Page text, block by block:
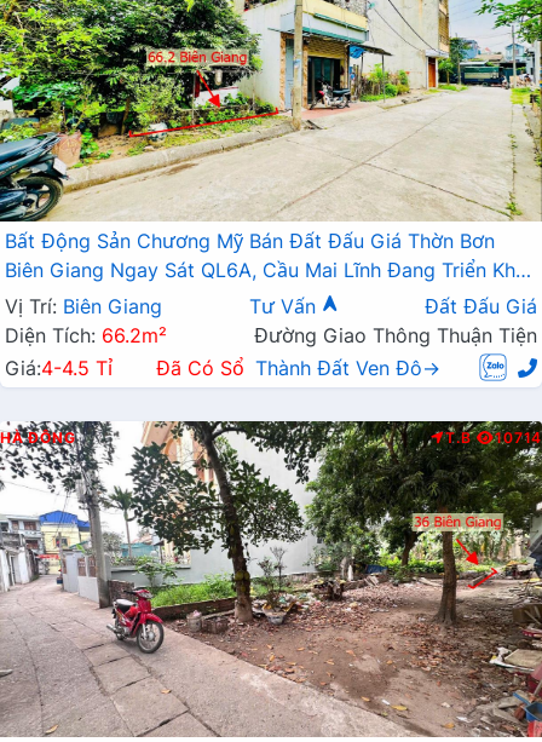
Bất Động Sản Chương Mỹ Bán Đất Đấu Giá Thờn Bơn
Biên Giang Ngay Sát QL6A, Cầu Mai Lĩnh Đang Triển Khai
Mở Rộng
Vị Trí: Biên Giang Tư Vấn
Đất Đấu Giá
Diện Tích: 66.2m²
Đường Giao Thông Thuận Tiện
Giá:4-4.5 Tỉ Đã Có Sổ Thành Đất Ven Đô→
HÀ ĐÔNG T.B 10714